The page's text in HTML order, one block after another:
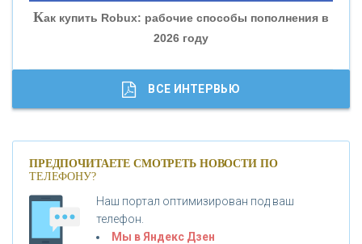
«ГАЗПРОМБАНК»
«МОСКОВСКИЙ КРЕДИТНЫЙ БАНК»
«БАНК ВОЗРОЖДЕНИЕ»
Как купить Robux: рабочие способы пополнения в
2026 году
Банки.ру обновил логотип впервые за 19 лет -
ВСЕ ИНТЕРВЬЮ
ПРЕДПОЧИТАЕТЕ СМОТРЕТЬ НОВОСТИ ПО
ТЕЛЕФОНУ?
Наш портал оптимизирован под ваш
телефон.
Мы в Яндекс Дзен